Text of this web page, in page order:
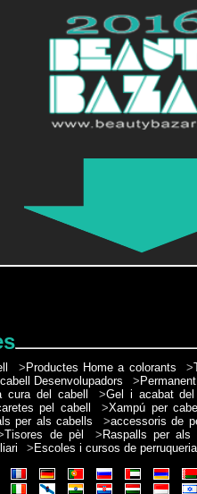
> Productes Home a colorants >
Desenvolupadors >
cura del cabell >Gel i acabat del
pel cabell >Xampú per
per als cabells
>accessoris de
Tisores de pèl > Raspalls per als
> Escoles i cursos de perruqueria